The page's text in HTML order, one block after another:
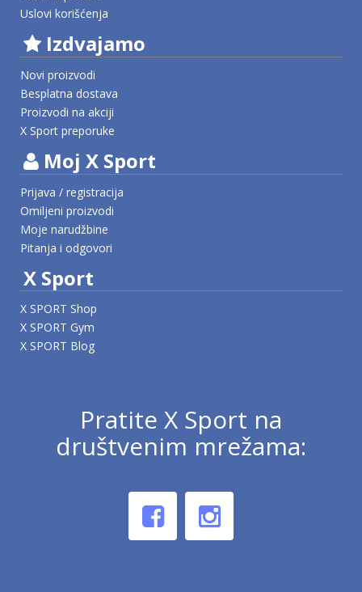
Uslovi korišćenja
Izdvajamo
Novi proizvodi
Besplatna dostava
Proizvodi na akciji
X Sport preporuke
Moj X Sport
Prijava / registracija
Omiljeni proizvodi
Moje narudžbine
Pitanja i odgovori
X Sport
X SPORT Shop
X SPORT Gym
X SPORT Blog
Pratite X Sport na
društvenim mrežama: